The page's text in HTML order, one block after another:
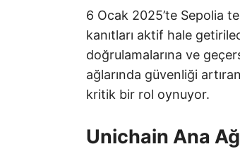
6 Ocak 2025’te Sepolia
kanıtları aktif hale
doğrulamalarına ve
ağlarında güvenliği
kritik bir rol oynuyor.
Unichain Ana